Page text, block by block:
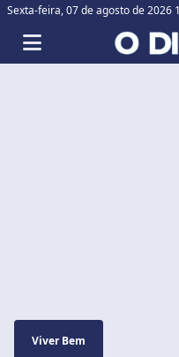
Sexta-feira,07 de agosto de 2026
Viver Bem